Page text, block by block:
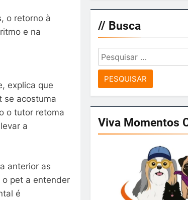
o retorno à
e na
explica que
se acostuma
o tutor retoma
a
anterior as
o pet a entender
é
// Busca
Pesquisar
por:
Viva Momentos